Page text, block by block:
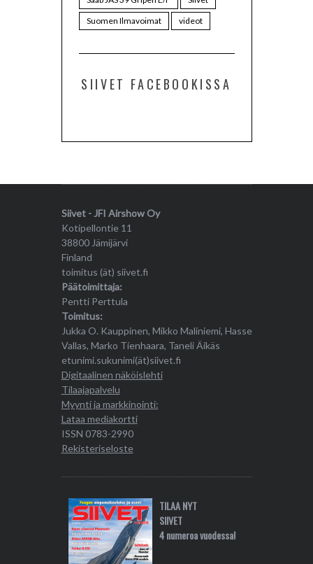
Suomen Ilmavoimat
videot
SIIVET FACEBOOKISSA
Siivet - JFI Airshow Oy
Kotipellontie 11
38800 Jämijärvi
Finland
toimitus (ät) siivet.fi
Päätoimittaja:
Pentti Perttula
Toimitus:
Jukka O. Kauppinen, Mikko Maliniemi, Hasse
Vallas, Marko Tienhaara, Taneli Äikäs
etunimi.sukunimi(ät)siivet.fi
Digitaalinen näköislehti
Tilaajapalvelu
Myynti ja markkinointi:
Lataa mediakortti
ISSN 0783-2990
Rekisteriseloste
TILAA NYT
SIIVET
4 numeroa vuodessa!